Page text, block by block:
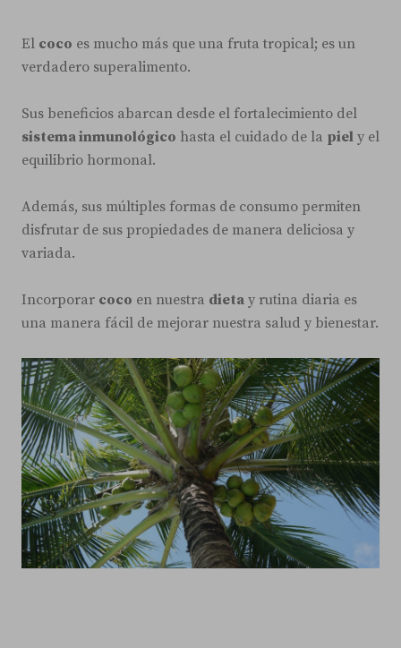
El coco es mucho más que una fruta tropical; es un
verdadero superalimento.
Sus beneficios abarcan desde el fortalecimiento del
sistema inmunológico hasta el cuidado de la piel y el
equilibrio hormonal.
Además, sus múltiples formas de consumo permiten
disfrutar de sus propiedades de manera deliciosa y
variada.
Incorporar coco en nuestra dieta y rutina diaria es
una manera fácil de mejorar nuestra salud y bienestar.